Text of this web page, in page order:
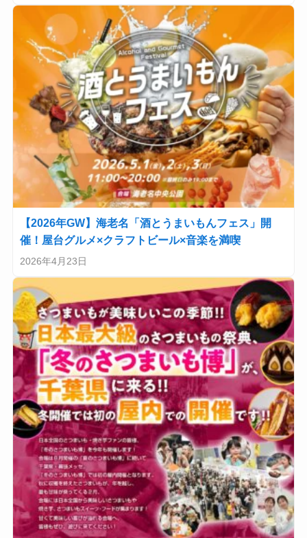
【2026年GW】海老名「酒とうまいもんフェス」開
催！屋台グルメ×クラフトビール×音楽を満喫
2026年4月23日